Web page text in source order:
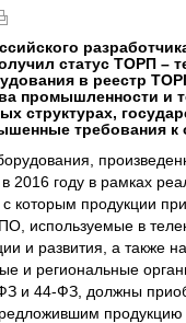
статус ТОРП –
в реестр
промышленности и
структурах,
требования к
в 2016 году в рамках
которым продукции
используемые в
и развития, а также
и региональные
и 44-ФЗ, должны